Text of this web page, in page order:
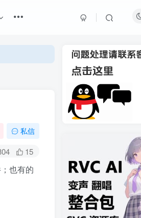
私信
15
也有的